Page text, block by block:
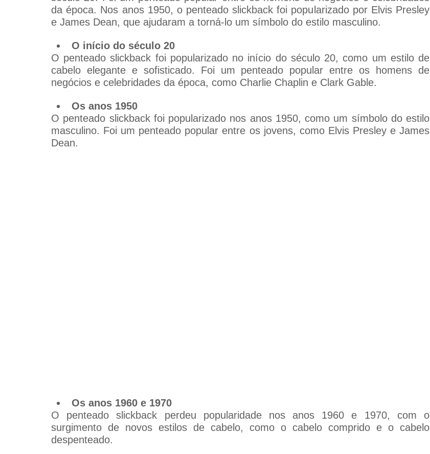
da época. Nos anos 1950, o penteado slickback foi popularizado por Elvis Presley
e James Dean, que ajudaram a torná-lo um símbolo do estilo masculino.
O início do século 20
O penteado slickback foi popularizado no início do século 20, como um estilo de
cabelo elegante e sofisticado. Foi um penteado popular entre os homens de
negócios e celebridades da época, como Charlie Chaplin e Clark Gable.
Os anos 1950
O penteado slickback foi popularizado nos anos 1950, como um símbolo do estilo
masculino. Foi um penteado popular entre os jovens, como Elvis Presley e James
Dean.
Os anos 1960 e 1970
O penteado slickback perdeu popularidade nos anos 1960 e 1970, com o
surgimento de novos estilos de cabelo, como o cabelo comprido e o cabelo
despenteado.